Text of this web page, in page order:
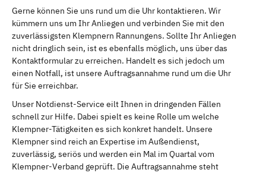
Gerne können Sie uns rund um die Uhr kontaktieren. Wir
kümmern uns um Ihr Anliegen und verbinden Sie mit den
zuverlässigsten Klempnern Rannungens. Sollte Ihr Anliegen
nicht dringlich sein, ist es ebenfalls möglich, uns über das
Kontaktformular zu erreichen. Handelt es sich jedoch um
einen Notfall, ist unsere Auftragsannahme rund um die Uhr
für Sie erreichbar.
Unser Notdienst-Service eilt Ihnen in dringenden Fällen
schnell zur Hilfe. Dabei spielt es keine Rolle um welche
Klempner-Tätigkeiten es sich konkret handelt. Unsere
Klempner sind reich an Expertise im Außendienst,
zuverlässig, seriös und werden ein Mal im Quartal vom
Klempner-Verband geprüft. Die Auftragsannahme steht